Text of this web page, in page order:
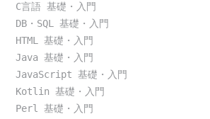
C言語 基礎・入門
DB・SQL 基礎・入門
HTML 基礎・入門
Java 基礎・入門
JavaScript 基礎・入門
Kotlin 基礎・入門
Perl 基礎・入門